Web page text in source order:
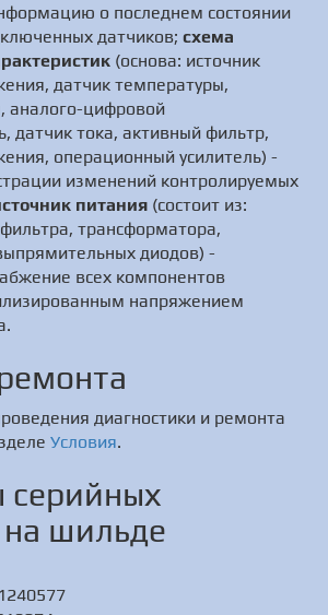
о последнем состоянии
датчиков;схема
(основа: источник
датчик температуры,
аналого-цифровой
датчик тока, активный фильтр,
операционный усилитель) -
изменений контролируемых
питания (состоит из:
трансформатора,
диодов) -
всех компонентов
напряжением
диагностики и ремонта
Условия.
шильде